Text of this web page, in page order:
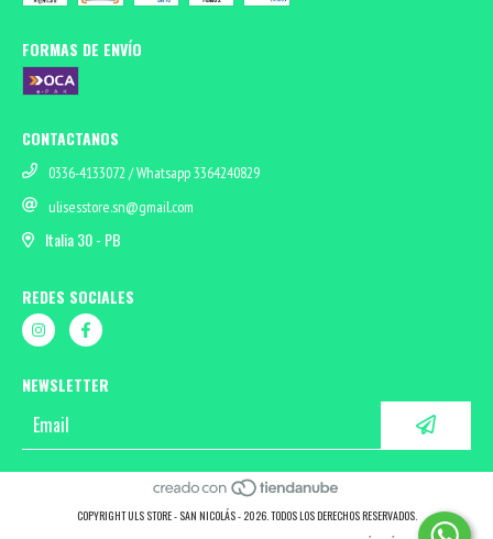
FORMAS DE ENVÍO
CONTACTANOS
0336-4133072 / Whatsapp 3364240829
ulisesstore.sn@gmail.com
Italia 30 - PB
REDES SOCIALES
NEWSLETTER
COPYRIGHT ULS STORE - SAN NICOLÁS - 2026. TODOS LOS DERECHOS RESERVADOS.